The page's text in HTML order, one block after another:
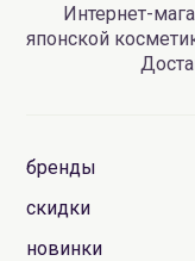
Интернет-
японской
бренды
скидки
новинки